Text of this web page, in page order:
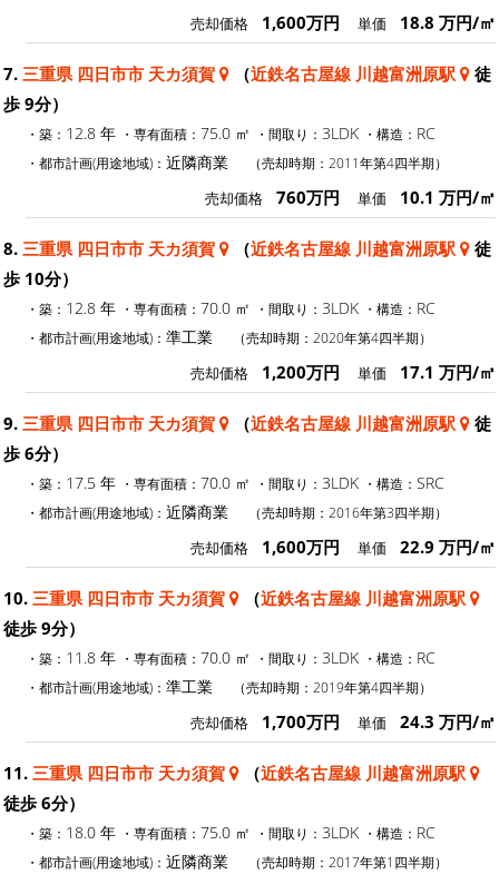
売却価格 1,600万円 単価 18.8 万円/㎡
7. 三重県 四日市市 天カ須賀 （近鉄名古屋線 川越富洲原駅
徒
歩 9分）
・築： 12.8 年 ・専有面積： 75.0 ㎡ ・間取り： 3LDK ・構造： RC
・都市計画(用途地域)： 近隣商業 （売却時期：2011年第4四半期）
売却価格 760万円 単価 10.1 万円/㎡
8. 三重県 四日市市 天カ須賀 （近鉄名古屋線 川越富洲原駅
徒
歩 10分）
・築： 12.8 年 ・専有面積： 70.0 ㎡ ・間取り： 3LDK ・構造： RC
・都市計画(用途地域)： 準工業 （売却時期：2020年第4四半期）
売却価格 1,200万円 単価 17.1 万円/㎡
9. 三重県 四日市市 天カ須賀 （近鉄名古屋線 川越富洲原駅
徒
歩 6分）
・築： 17.5 年 ・専有面積： 70.0 ㎡ ・間取り： 3LDK ・構造： SRC
・都市計画(用途地域)： 近隣商業 （売却時期：2016年第3四半期）
売却価格 1,600万円 単価 22.9 万円/㎡
10. 三重県 四日市市 天カ須賀 （近鉄名古屋線 川越富洲原駅
徒歩 9分）
・築： 11.8 年 ・専有面積： 70.0 ㎡ ・間取り： 3LDK ・構造： RC
・都市計画(用途地域)： 準工業 （売却時期：2019年第4四半期）
売却価格 1,700万円 単価 24.3 万円/㎡
11. 三重県 四日市市 天カ須賀 （近鉄名古屋線 川越富洲原駅
徒歩 6分）
・築： 18.0 年 ・専有面積： 75.0 ㎡ ・間取り： 3LDK ・構造： RC
・都市計画(用途地域)： 近隣商業 （売却時期：2017年第1四半期）